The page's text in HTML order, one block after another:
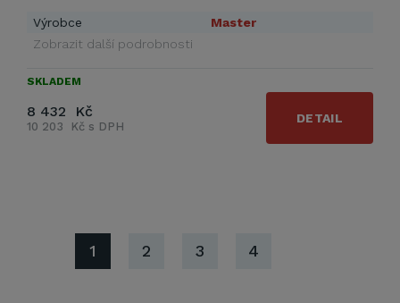
Výrobce
Master
Zobrazit další podrobnosti
SKLADEM
8 432 Kč
10 203 Kč s DPH
DETAIL
1 2 3 4